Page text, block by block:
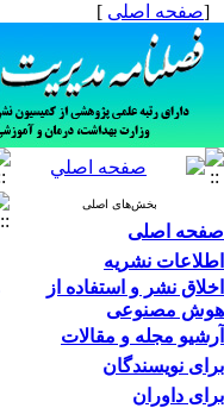
[صفحه اصلی ]
بخش‌های اصلی
صفحه اصلی
اطلاعات نشریه
اخلاق نشر و استفاده از
هوش مصنوعی
آرشیو مجله و مقالات
برای نویسندگان
برای داوران